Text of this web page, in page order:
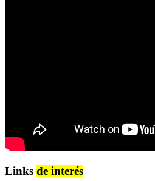
Links de interés